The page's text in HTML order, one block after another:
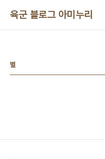
육군 블로그 아미누리
별